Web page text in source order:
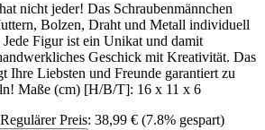
nicht jeder! Das Schraubenmännchen
Bolzen, Draht und Metall individuell
Figur ist ein Unikat und damit
Geschick mit Kreativität. Das
Ihre Liebsten und Freunde garantiert zu
Maße (cm) [H/B/T]: 16 x 11 x 6
Regulärer Preis: 38,99 € (7.8% gespart)